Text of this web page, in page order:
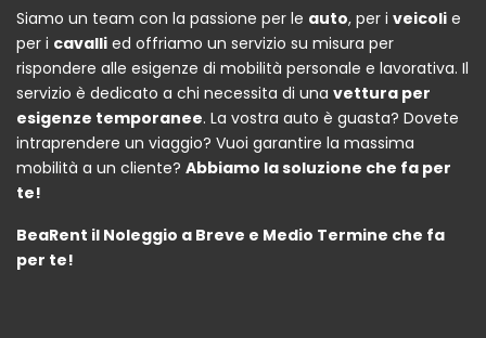
Siamo un team con la passione per le auto, per i veicoli e
per i cavalli ed offriamo un servizio su misura per
rispondere alle esigenze di mobilità personale e lavorativa. Il
servizio è dedicato a chi necessita di una vettura per
esigenze temporanee. La vostra auto è guasta? Dovete
intraprendere un viaggio? Vuoi garantire la massima
mobilità a un cliente? Abbiamo la soluzione che fa per
te!
BeaRent il Noleggio a Breve e Medio Termine che fa
per te!